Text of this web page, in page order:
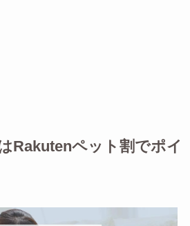
Rakutenペット割でポイ